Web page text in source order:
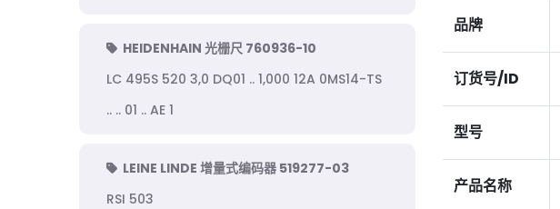
HEIDENHAIN 光栅尺 760936-10
LC 495S 520 3,0 DQ01 .. 1,000 12A 0MS14-TS
.. .. 01 .. AE 1
LEINE LINDE 增量式编码器 519277-03
RSI 503
品牌
订货号/ID
型号
产品名称